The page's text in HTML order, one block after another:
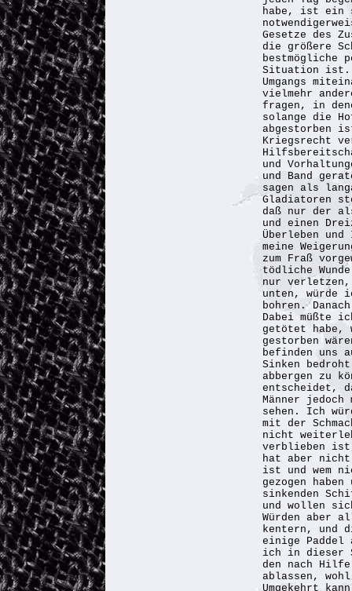
habe, ist ein
Gesetze des
die größere
bestmögliche
Situation ist.
Umgangs
vielmehr
fragen, in
solange die
abgestorben
Kriegsrecht
und
und Band
sagen als
Gladiatoren
daß nur der
und einen
Überleben
meine
zum Fraß
tödliche
nur verletzen,
unten, würde
bohren.
Dabei müßte
getötet habe,
gestorben
befinden uns
Sinken
abbergen zu
entscheidet,
Männer
sehen. Ich
mit der
nicht
verblieben ist,
hat aber
ist und wem
gezogen
sinkenden
und wollen
Würden aber
kentern, und
einige Paddel
ich in dieser
den nach
ablassen,
Umgekehrt